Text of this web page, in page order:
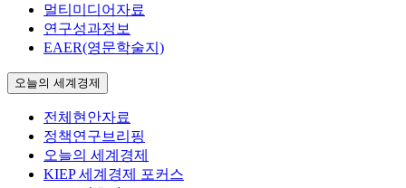
멀티미디어자료
연구성과정보
EAER(영문학술지)
오늘의 세계경제
전체현안자료
정책연구브리핑
오늘의 세계경제
KIEP 세계경제 포커스